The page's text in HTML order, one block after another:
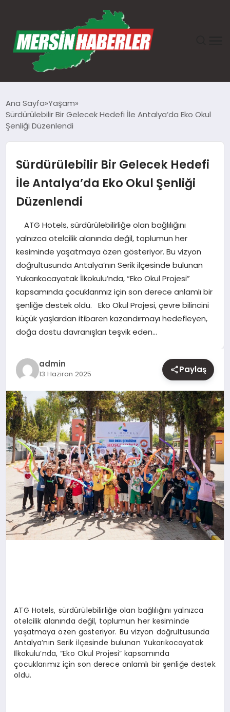
GÜNDEM
SAĞLIK
TEKNOLOJI
SPOR
YAŞAM
EĞITIM
Ana Sayfa Yaşam
Sürdürülebilir Bir Gelecek Hedefi İle Antalya’da Eko Okul
Şenliği Düzenlendi
Sürdürülebilir Bir Gelecek Hedefi
İle Antalya’da Eko Okul Şenliği
Düzenlendi
ATG Hotels, sürdürülebilirliğe olan bağlılığını
yalnızca otelcilik alanında değil, toplumun her
kesiminde yaşatmaya özen gösteriyor. Bu vizyon
doğrultusunda Antalya’nın Serik ilçesinde bulunan
Yukarıkocayatak İlkokulu’nda, “Eko Okul Projesi”
kapsamında çocuklarımız için son derece anlamlı bir
şenliğe destek oldu. Eko Okul Projesi, çevre bilincini
küçük yaşlardan itibaren kazandırmayı hedefleyen,
doğa dostu davranışları teşvik eden…
admin
13 Haziran 2025 Paylaş
ATG Hotels, sürdürülebilirliğe olan bağlılığını yalnızca
otelcilik alanında değil, toplumun her kesiminde
yaşatmaya özen gösteriyor. Bu vizyon doğrultusunda
Antalya’nın Serik ilçesinde bulunan Yukarıkocayatak
İlkokulu’nda, “Eko Okul Projesi” kapsamında
çocuklarımız için son derece anlamlı bir şenliğe destek
oldu.